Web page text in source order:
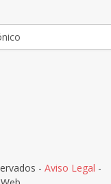
- Aviso Legal -